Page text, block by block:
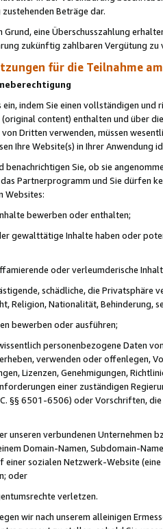
Beträge dar.
eine Überschusszahlung
zukünftig zahlbaren Vergütung zu
für die Teilnahme
indem Sie einen vollständigen
content) enthalten und über
Dritten verwenden, müssen
Ihre Website(s) in Ihrer Anwendung
benachrichtigen Sie, ob sie
Partnerprogramm und Sie dürfen
Websites:
bewerben oder enthalten;
gewalttätige Inhalte haben oder
oder verleumderische
schädliche, die Privatsphäre
Religion, Nationalität, Behinderung,
bewerben oder ausführen;
personenbezogene Daten
verwenden oder offenlegen,
Lizenzen, Genehmigungen,
einer zuständigen
§§ 6501-6506) oder Vorschriften,
unseren verbundenen Unternehmen
Domain-Namen, Subdomain-
sozialen Netzwerk-Website
oder
verletzen.
wir nach unserem alleinigen